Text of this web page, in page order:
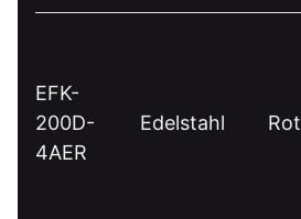
EFK-
200D-
4AER
Edelstahl Rot